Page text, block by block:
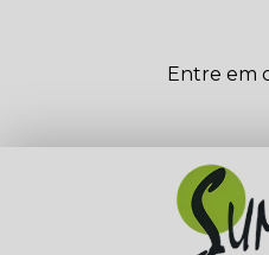
Entre em